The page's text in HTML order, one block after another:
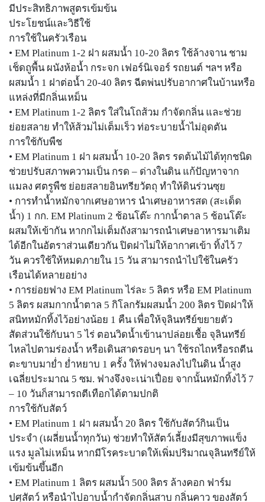
มีประสิทธิภาพสูตรเข้มข้น
ประโยชน์และวิธีใช้
การใช้ในครัวเรือน
• EM Platinum 1-2 ฝา ผสมน้ำ 10-20 ลิตร ใช้ล้างจาน ชาม
เช็ดถูพื้น ผนังห้อน้ำ กระจก เฟอร์นิเจอร์ รถยนต์ ฯลฯ หรือ
ผสมน้ำ 1 ฝาต่อน้ำ 20-40 ลิตร ฉีดพ่นปรับอากาศในบ้านหรือ
แหล่งที่มีกลิ่นเหม็น
• EM Platinum 1-2 ลิตร ใส่ในโถส้วม กำจัดกลิ่น และช่วย
ย่อยสลาย ทำให้ส้วมไม่เต็มเร็ว ท่อระบายน้ำไม่อุดตัน
การใช้กับพืช
• EM Platinum 1 ฝา ผสมน้ำ 10-20 ลิตร รดต้นไม้ได้ทุกชนิด
ช่วยปรับสภาพความเป็น กรด – ด่างในดิน แก้ปัญหาจาก
แมลง ศตรูพืช ย่อยสลายอินทรียวัตถุ ทำให้ดินร่วนซุย
• การทำน้ำหมักจากเศษอาหาร นำเศษอาหารสด (สะเด็ด
น้ำ) 1 กก. EM Platinum 2 ช้อนโต๊ะ กากน้ำตาล 5 ช้อนโต๊ะ
ผสมให้เข้ากัน หากกไม่เต็มถังสามารถนำเศษอาหารมาเติม
ได้อีกในอัตราส่วนเดียวกัน ปิดฝาไม่ให้อากาศเข้า ทิ้งไว้ 7
วัน ควรใช้ให้หมดภายใน 15 วัน สามารถนำไปใช้ในครัว
เรือนได้หลายอย่าง
• การย่อยฟาง EM Platinum ไร่ละ 5 ลิตร หรือ EM Platinum
5 ลิตร ผสมกากน้ำตาล 5 กิโลกรัมผสมน้ำ 200 ลิตร ปิดฝาให้
สนิทหมักทิ้งไว้อย่างน้อย 1 คืน เพื่อให้จุลินทรีย์ขยายตัว
สัดส่วนใช้กับนา 5 ไร่ ตอนวิดน้ำเข้านาปล่อยเชื้อ จุลินทรีย์
ไหลไปตามร่องน้ำ หรือเดินสาดรอบๆ นา ใช้รถไถหรือรถตีน
ตะขาบมาย่ำ ย่ำหยาบ 1 ครั้ง ให้ฟางจมลงไปในดิน น้ำสูง
เฉลี่ยประมาณ 5 ซม. ฟางจึงจะเน่าเปื่อย จากนั้นหมักทิ้งไว้ 7
– 10 วันก็สามารถตีเทือกได้ตามปกติ
การใช้กับสัตว์
• EM Platinum 1 ฝา ผสมน้ำ 20 ลิตร ใช้กับสัตว์กินเป็น
ประจำ (เผลี่ยนน้ำทุกวัน) ช่วยทำให้สัตว์เลี้ยงมีสุขภาพแข็ง
แรง มูลไม่เหม็น หากมีโรคระบาดให้เพิ่มปริมาณจุลินทรีย์ให้
เข้มข้นขึ้นอีก
• EM Platinum 1 ลิตร ผสมน้ำ 500 ลิตร ล้างคอก ฟาร์ม
ปศุสัตว์ หรือนำไปอาบน้ำกำจัดกลิ่นสาบ กลิ่นคาว ของสัตว์